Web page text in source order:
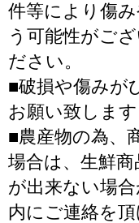
件等により傷
う可能性がご
ださい。
■破損や傷みが
お願い致します
■農産物の為、
場合は、生鮮
が出来ない場
内にご連絡を